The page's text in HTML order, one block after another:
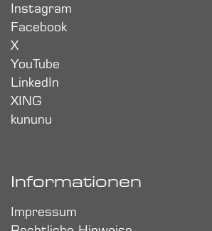
Instagram
Facebook
X
YouTube
LinkedIn
XING
kununu
Informationen
Impressum